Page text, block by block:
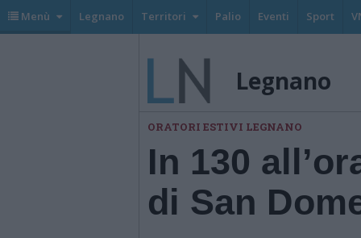
Menù Legnano Territori Palio Eventi Sport
Legnano
ORATORI ESTIVI LEGNANO
In 130
di San